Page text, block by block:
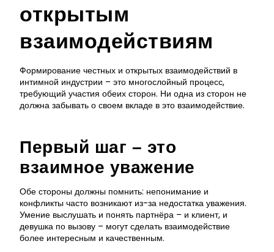
открытым
взаимодействиям
Формирование честных и открытых взаимодействий в
интимной индустрии – это многослойный процесс,
требующий участия обеих сторон. Ни одна из сторон не
должна забывать о своем вкладе в это взаимодействие.
Первый шаг – это
взаимное уважение
Обе стороны должны помнить: непонимание и
конфликты часто возникают из-за недостатка уважения.
Умение выслушать и понять партнёра – и клиент, и
девушка по вызову – могут сделать взаимодействие
более интересным и качественным.